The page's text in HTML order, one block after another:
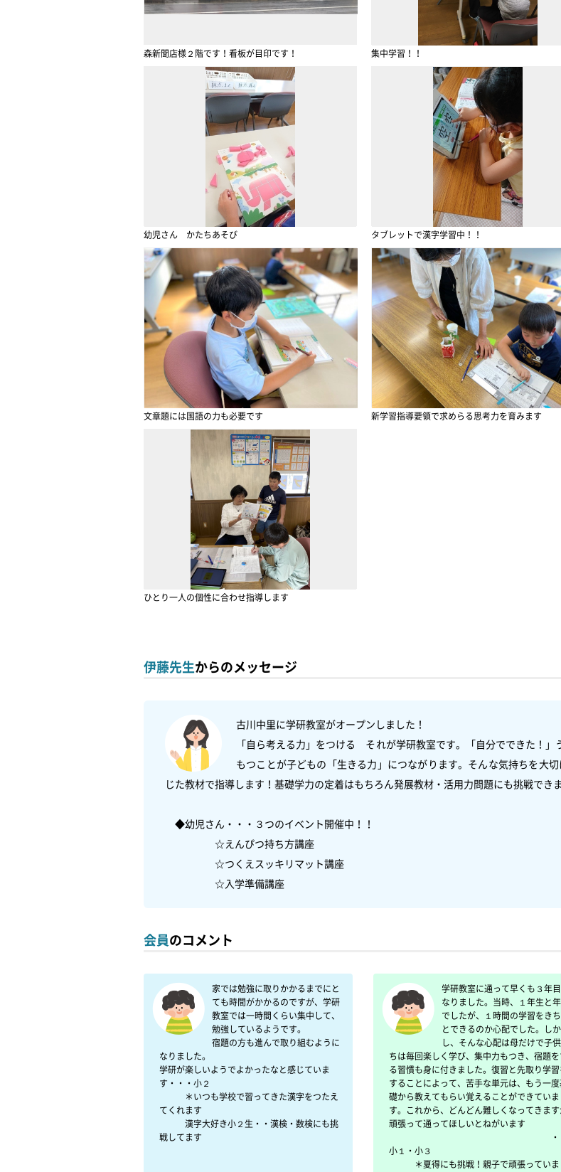
森新聞店様２階です！看板が目印です！ 集中学習！！
幼児さん かたちあそび タブレットで漢字学習中！！
文章題には国語の力も必要です 新学習指導要領で求めらる思考力を育みます
ひとり一人の個性に合わせ指導します
伊藤先生からのメッセージ
古川中里に学研教室がオープンしました！
「自ら考える力」をつける　それが学研教室です。「自分でできた！
もつことが子どもの「生きる力」につながります。そんな気持ちを大
じた教材で指導します！基礎学力の定着はもちろん発展教材・活用力問題にも挑戦でき
◆幼児さん・・・３つのイベント開催中！！
☆えんぴつ持ち方講座
☆つくえスッキリマット講座
☆入学準備講座
会員のコメント
家では勉強に取りかかるまでにと
ても時間がかかるのですが、学研
教室では一時間くらい集中して、
勉強しているようです。
宿題の方も進んで取り組むように
なりました。
学研が楽しいようでよかったなと感じていま
す・・・小２
＊いつも学校で習ってきた漢字をつたえ
てくれます
漢字大好き小２生・・漢検・数検にも挑
戦してます
学研教室に通って早くも３年
なりました。当時、１年生と
でしたが、１時間の学習をき
とできるのか心配でした。しか
し、そんな心配は母だけで子
ちは毎回楽しく学び、集中力もつき、宿題を
る習慣も身に付きました。復習と先取り学習
することによって、苦手な単元は、もう一
礎から教えてもらい覚えることができていま
す。これから、どんどん難しくなってきま
頑張って通ってほしいとねがいます
・・
小１・小３
＊夏得にも挑戦！親子で頑張っていま